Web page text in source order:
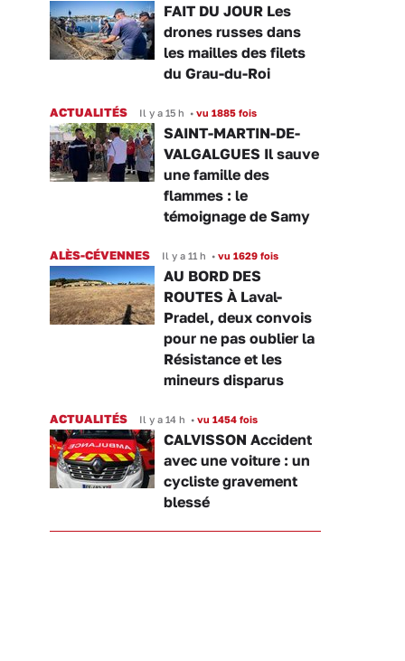
FAIT DU JOUR Les
drones russes dans
les mailles des filets
du Grau-du-Roi
ACTUALITÉS Il y a 15 h • vu 1885 fois
SAINT-MARTIN-DE-
VALGALGUES Il sauve
une famille des
flammes : le
témoignage de Samy
ALÈS-CÉVENNES Il y a 11 h • vu 1629 fois
AU BORD DES
ROUTES À Laval-
Pradel, deux convois
pour ne pas oublier la
Résistance et les
mineurs disparus
ACTUALITÉS Il y a 14 h • vu 1454 fois
CALVISSON Accident
avec une voiture : un
cycliste gravement
blessé